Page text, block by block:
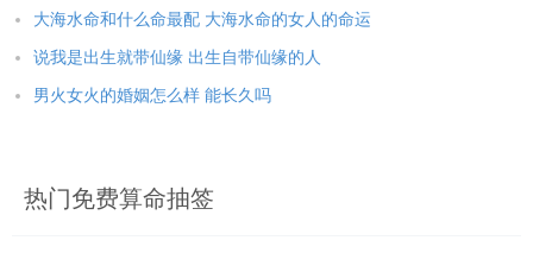
大海水命和什么命最配 大海水命的女人的命运
说我是出生就带仙缘 出生自带仙缘的人
男火女火的婚姻怎么样 能长久吗
热门免费算命抽签